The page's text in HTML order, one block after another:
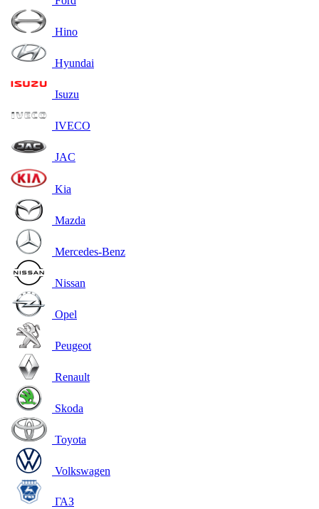
Hino
Hyundai
Isuzu
IVECO
JAC
Kia
Mazda
Mercedes-Benz
Nissan
Opel
Peugeot
Renault
Skoda
Toyota
Volkswagen
ГАЗ